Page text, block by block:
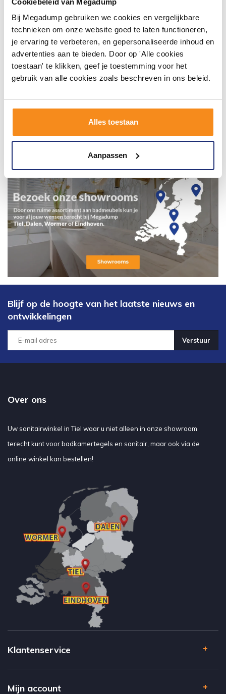
Bij Megadump gebruiken we cookies en vergelijkbare
technieken om onze website goed te laten functioneren,
je ervaring te verbeteren, en gepersonaliseerde inhoud en
advertenties aan te bieden. Door op 'Alle cookies
toestaan' te klikken, geef je toestemming voor het
gebruik van alle cookies zoals beschreven in ons beleid.
Alles toestaan
Aanpassen
Blijf op de hoogte van het laatste nieuws en
ontwikkelingen
Verstuur
Over ons
Uw sanitairwinkel in Tiel waar u niet alleen in onze showroom
terecht kunt voor badkamertegels en sanitair, maar ook via de
online winkel kan bestellen!
Klantenservice
Mijn account